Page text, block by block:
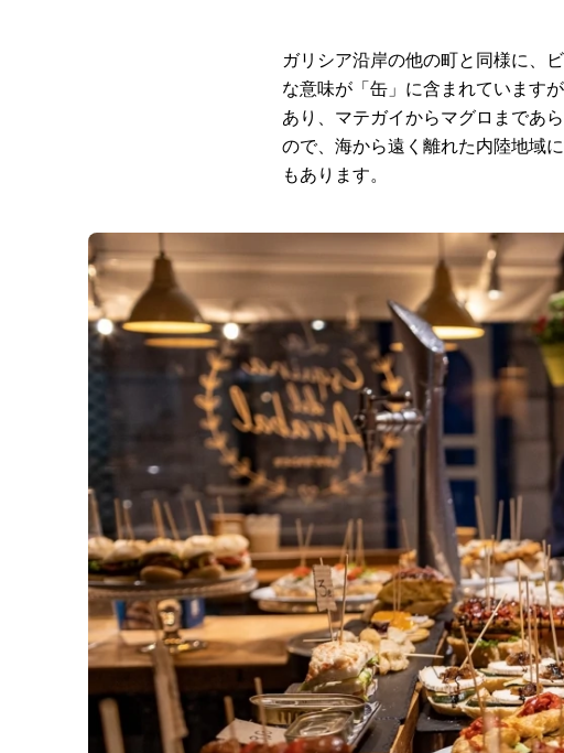
ガリシア沿岸の他の町と同様に、
な意味が「缶」に含まれています
あり、マテガイからマグロまであ
ので、海から遠く離れた内陸地域
もあります。